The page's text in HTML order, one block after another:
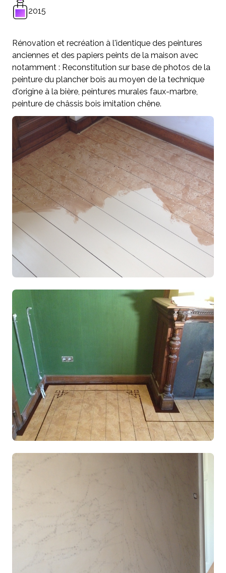
2015
Rénovation et recréation à l'identique des peintures
anciennes et des papiers peints de la maison avec
notamment : Reconstitution sur base de photos de la
peinture du plancher bois au moyen de la technique
d'origine à la bière, peintures murales faux-marbre,
peinture de châssis bois imitation chêne.